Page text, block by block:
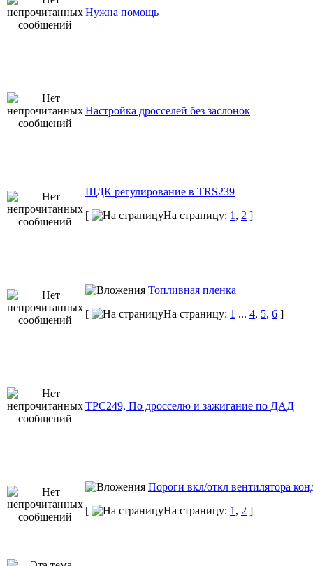
Нужна помощь
Настройка дросселей без заслонок
ШДК регулирование в TRS239
[
На страницу: 1 , 2 ]
Топливная пленка
[
На страницу: 1 ... 4, 5, 6 ]
ТРС249, По дросселю и зажигание по ДАД
Пороги вкл/откл вентилятора
[
На страницу: 1 , 2 ]